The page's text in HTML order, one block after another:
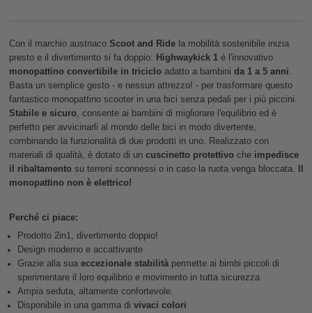
Con il marchio austriacoScoot and Ridela mobilità sostenibile inizia
presto e il divertimento si fa doppio: Highwaykick 1è l'innovativo
monopattino convertibile in tricicloadatto a bambini da 1 a 5 anni
Basta un semplice gesto - e nessun attrezzo! - per trasformare questo
fantastico monopattino scooter in una bici senza pedali per i più piccini.
Stabile e sicuro, consente ai bambini di migliorare l'equilibrio ed è
perfetto per avvicinarli al mondo delle bici in modo divertente,
combinando la funzionalità di due prodotti in uno. Realizzato con
materiali di qualità, è dotato di un cuscinetto protettivoche impedisce
il ribaltamentosu terreni sconnessi o in caso la ruota venga bloccata.
monopattino non è elettrico!
Perché ci piace:
Prodotto 2in1, divertimento doppio!
Design moderno e accattivante
Grazie alla suaeccezionale stabilitàpermette ai bimbi piccoli di
sperimentare il loro equilibrio e movimento in tutta sicurezza
Ampia seduta, altamente confortevole.
Disponibile in una gamma di vivaci colori